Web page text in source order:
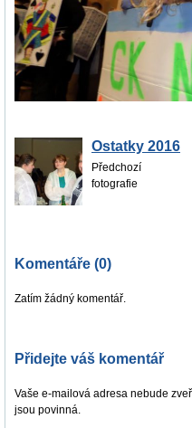
Ostatky 2016
Předchozí
fotografie
Komentáře (0)
Zatím žádný komentář.
Přidejte váš komentář
Vaše e-mailová adresa nebude
jsou povinná.